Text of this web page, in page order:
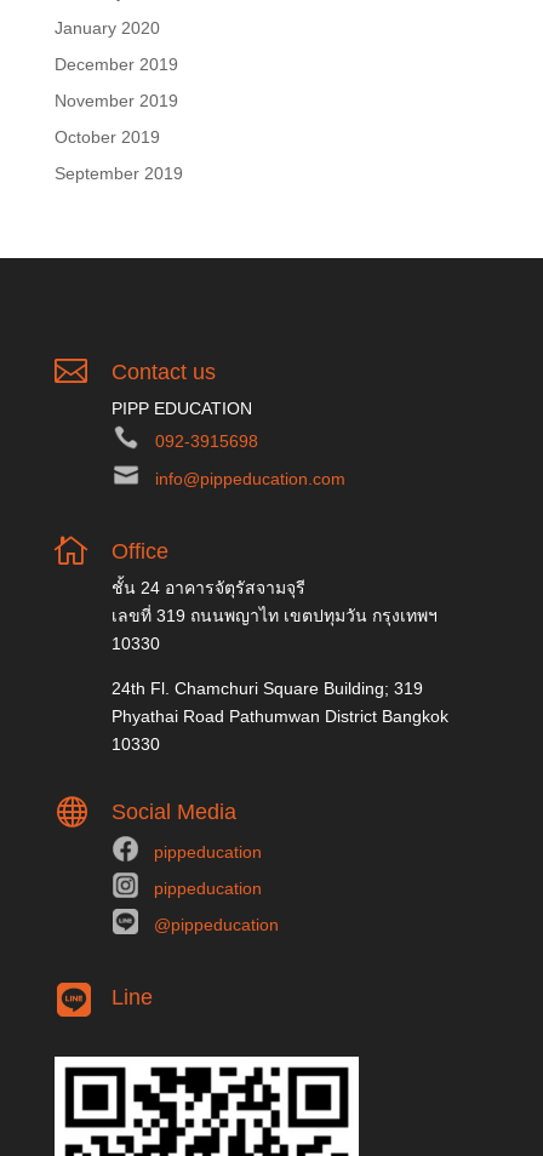
January 2020
December 2019
November 2019
October 2019
September 2019
 Contact us
PIPP EDUCATION
092-3915698
info@pippeducation.com
 Office
ชั้น 24 อาคารจัตุรัสจามจุรี
เลขที่ 319 ถนนพญาไท เขตปทุมวัน กรุงเทพฯ
10330
24th Fl. Chamchuri Square Building; 319
Phyathai Road Pathumwan District Bangkok
10330
 Social Media
pippeducation
pippeducation
@pippeducation
Line